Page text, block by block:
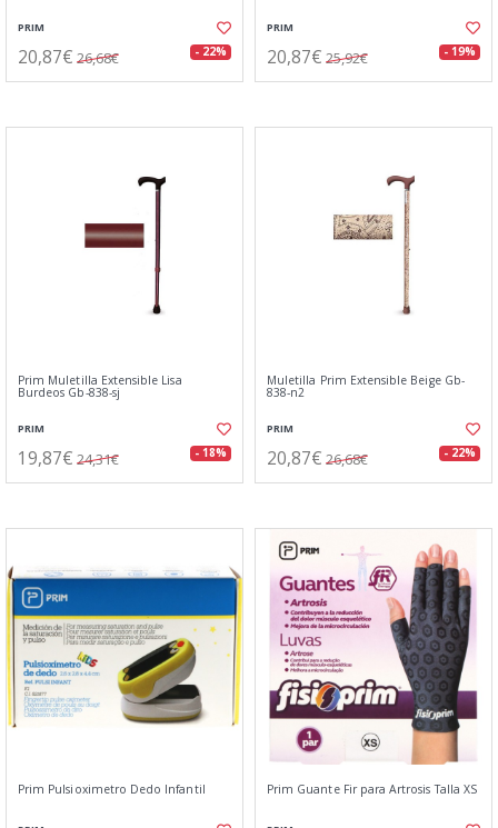
PRIM
20,87€ 26,68€ - 22%
PRIM
20,87€ 25,92€ - 19%
Prim Muletilla Extensible Lisa
Burdeos Gb-838-sj
PRIM
19,87€ 24,31€ - 18%
Muletilla Prim Extensible Beige Gb-
838-n2
PRIM
20,87€ 26,68€ - 22%
Prim Pulsioximetro Dedo Infantil Prim Guante Fir para Artrosis Talla XS